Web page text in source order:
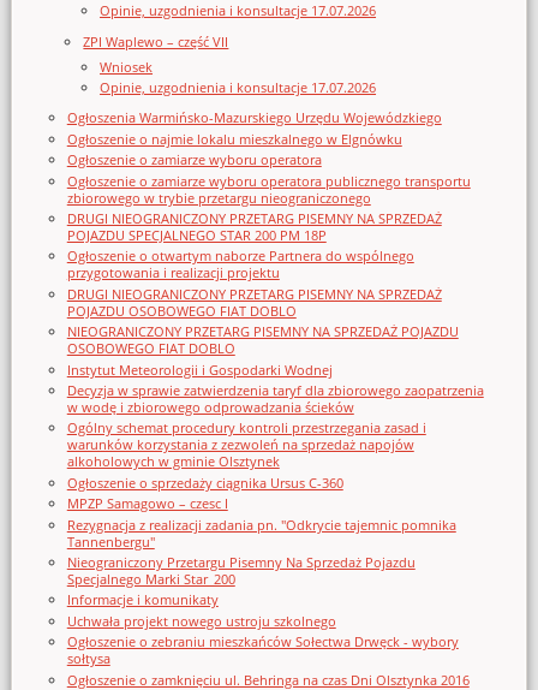
Opinie, uzgodnienia i konsultacje 17.07.2026
ZPI Waplewo – część VII
Wniosek
Opinie, uzgodnienia i konsultacje 17.07.2026
Ogłoszenia Warmińsko-Mazurskiego Urzędu Wojewódzkiego
Ogłoszenie o najmie lokalu mieszkalnego w Elgnówku
Ogłoszenie o zamiarze wyboru operatora
Ogłoszenie o zamiarze wyboru operatora publicznego transportu
zbiorowego w trybie przetargu nieograniczonego
DRUGI NIEOGRANICZONY PRZETARG PISEMNY NA SPRZEDAŻ
POJAZDU SPECJALNEGO STAR 200 PM 18P
Ogłoszenie o otwartym naborze Partnera do wspólnego
przygotowania i realizacji projektu
DRUGI NIEOGRANICZONY PRZETARG PISEMNY NA SPRZEDAŻ
POJAZDU OSOBOWEGO FIAT DOBLO
NIEOGRANICZONY PRZETARG PISEMNY NA SPRZEDAŻ POJAZDU
OSOBOWEGO FIAT DOBLO
Instytut Meteorologii i Gospodarki Wodnej
Decyzja w sprawie zatwierdzenia taryf dla zbiorowego zaopatrzenia
w wodę i zbiorowego odprowadzania ścieków
Ogólny schemat procedury kontroli przestrzegania zasad i
warunków korzystania z zezwoleń na sprzedaż napojów
alkoholowych w gminie Olsztynek
Ogłoszenie o sprzedaży ciągnika Ursus C-360
MPZP Samagowo – czesc I
Rezygnacja z realizacji zadania pn. "Odkrycie tajemnic pomnika
Tannenbergu"
Nieograniczony Przetargu Pisemny Na Sprzedaż Pojazdu
Specjalnego Marki Star_200
Informacje i komunikaty
Uchwała projekt nowego ustroju szkolnego
Ogłoszenie o zebraniu mieszkańców Sołectwa Drwęck - wybory
sołtysa
Ogłoszenie o zamknięciu ul. Behringa na czas Dni Olsztynka 2016